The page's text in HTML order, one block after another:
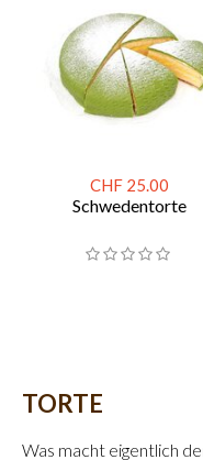
CHF 25.00
Schwedentorte
TORTE
Was macht eigentlich